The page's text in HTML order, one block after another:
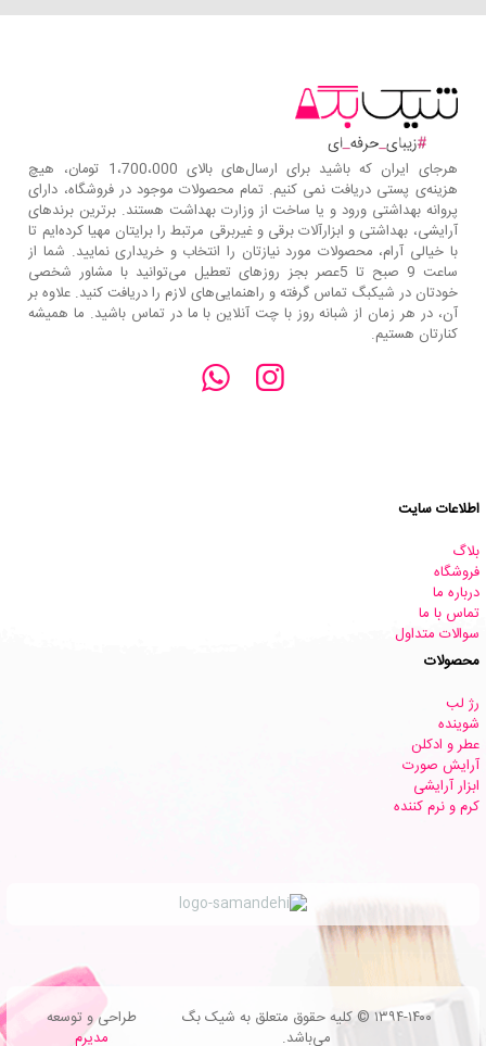
هرجای ایران که باشید برای ارسال‌های بالای 1،700،000 تومان، هیچ
هزینه‌ی پستی دریافت نمی کنیم. تمام محصولات موجود در فروشگاه، دارای
پروانه بهداشتی ورود و یا ساخت از وزارت بهداشت هستند. برترین‌ برندهای
آرایشی، بهداشتی و ابزارآلات برقی و غیربرقی مرتبط را برایتان مهیا کرده‌ایم تا
با خیالی آرام، محصولات مورد نیازتان را انتخاب و خریداری نمایید. شما از
ساعت 9 صبح تا 5عصر بجز روزهای تعطیل می‌توانید با مشاور شخصی
خودتان در شیکبگ تماس گرفته و راهنمایی‌های لازم را دریافت کنید. علاوه بر
آن، در هر زمان از شبانه روز با چت آنلاین با ما در تماس باشید. ما همیشه
کنارتان هستیم.
اطلاعات سایت
بلاگ
فروشگاه
درباره ما
تماس با ما
سوالات متداول
محصولات
رژ لب
شوینده
عطر و ادکلن
آرایش صورت
ابزار آرایشی
کرم و نرم کننده
۱۳۹۴-۱۴۰۰ © کلیه حقوق متعلق به شیک بگ
می‌باشد.
طراحی و توسعه
مدیرم